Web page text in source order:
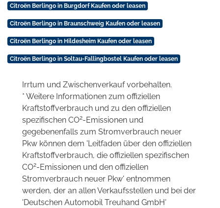
Citroën Berlingo in Burgdorf Kaufen oder leasen
Citroën Berlingo in Braunschweig Kaufen oder leasen
Citroën Berlingo in Hildesheim Kaufen oder leasen
Citroën Berlingo in Soltau-Fallingbostel Kaufen oder leasen
Irrtum und Zwischenverkauf vorbehalten.
* Weitere Informationen zum offiziellen
Kraftstoffverbrauch und zu den offiziellen
spezifischen CO2-Emissionen und
gegebenenfalls zum Stromverbrauch neuer
Pkw können dem 'Leitfaden über den offiziellen
Kraftstoffverbrauch, die offiziellen spezifischen
CO2-Emissionen und den offiziellen
Stromverbrauch neuer Pkw' entnommen
werden, der an allen Verkaufsstellen und bei der
'Deutschen Automobil Treuhand GmbH'